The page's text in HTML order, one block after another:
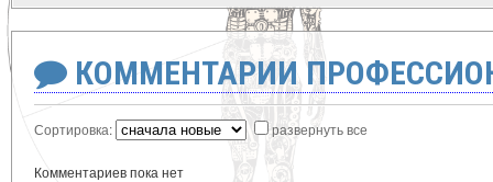
КОММЕНТАРИИ
Сортировка: развернуть все
Комментариев пока нет